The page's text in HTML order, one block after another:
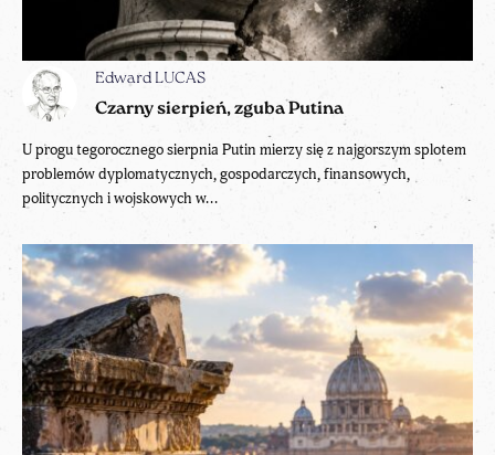
Edward LUCAS
Czarny sierpień, zguba Putina
U progu tegorocznego sierpnia Putin mierzy się z najgorszym splotem
problemów dyplomatycznych, gospodarczych, finansowych,
politycznych i wojskowych w...